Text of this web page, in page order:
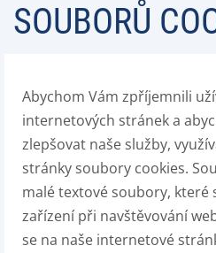
SOUBORŮ
Abychom Vám zpříjemnili
internetových stránek a
zlepšovat naše služby,
stránky soubory cookies.
malé textové soubory, které
zařízení při navštěvování
se na naše internetové